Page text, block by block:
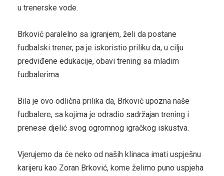
u trenerske vode.
Brković paralelno sa igranjem, želi da postane
fudbalski trener, pa je iskoristio priliku da, u cilju
predviđene edukacije, obavi trening sa mladim
fudbalerima.
Bila je ovo odlična prilika da, Brković upozna naše
fudbalere, sa kojima je odradio sadržajan trening i
prenese djelić svog ogromnog igračkog iskustva.
Vjerujemo da će neko od naših klinaca imati uspješnu
karijeru kao Zoran Brković, kome želimo puno uspjeha